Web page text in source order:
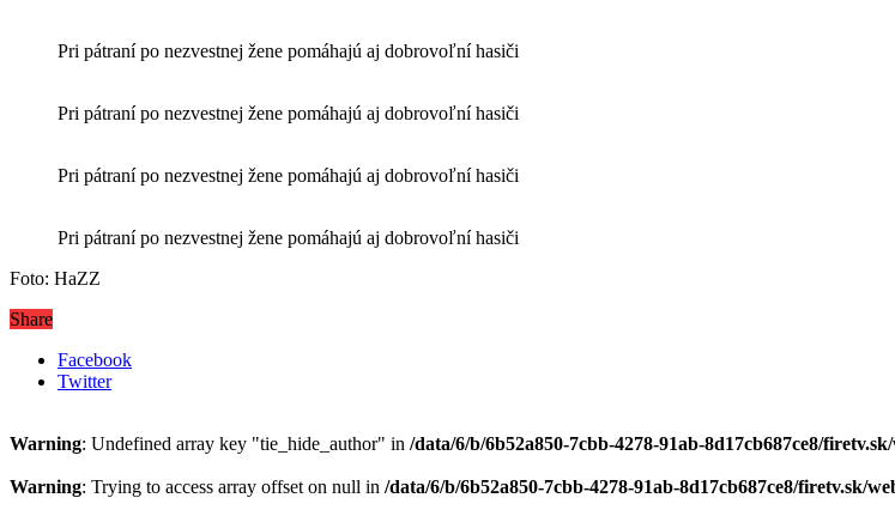
Pri pátraní po nezvestnej žene pomáhajú aj dobrovoľní hasiči
Pri pátraní po nezvestnej žene pomáhajú aj dobrovoľní hasiči
Pri pátraní po nezvestnej žene pomáhajú aj dobrovoľní hasiči
Pri pátraní po nezvestnej žene pomáhajú aj dobrovoľní hasiči
Foto: HaZZ
Share
Facebook
Twitter
Warning: Undefined array key "tie_hide_author" in /data/6/b/6b52a850-7cbb-4278-91ab-8d17cb687ce8/
Warning: Trying to access array offset on null in /data/6/b/6b52a850-7cbb-4278-91ab-8d17cb687ce8/firetv.sk/